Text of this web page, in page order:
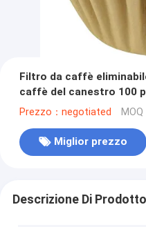
Filtro da caffè
caffè del canestro 100
cellulosa
Prezzo：negotiated
Miglior prezzo
Descrizione Di Prodotto